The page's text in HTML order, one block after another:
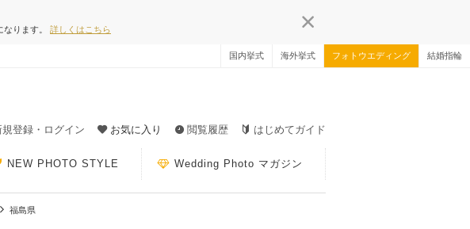
ります。 詳しくはこちら
国内挙式 海外挙式 フォトウエディング 結婚指輪
規登録・ログイン
お気に入り 閲覧履歴 はじめてガイド
NEW PHOTO STYLE Wedding Photo マガジン
福島県